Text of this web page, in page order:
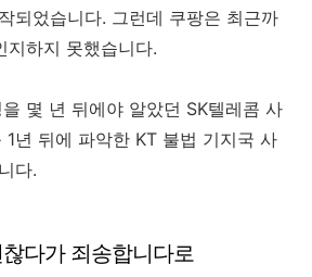
되었습니다. 그런데 쿠팡은 최근까
지하지 못했습니다.
몇 년 뒤에야 알았던 SK텔레콤 사
년 뒤에 파악한 KT 불법 기지국 사
다.
다가 죄송합니다로